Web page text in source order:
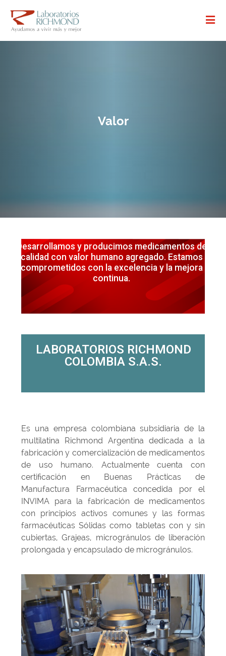
Valor
Desarrollamos y producimos medicamentos de
calidad con valor humano agregado. Estamos
comprometidos con la excelencia y la mejora
continua.
LABORATORIOS RICHMOND
COLOMBIA S.A.S.
Es una empresa colombiana subsidiaria de la
multilatina Richmond Argentina dedicada a la
fabricación y comercialización de medicamentos
de uso humano. Actualmente cuenta con
certificación en Buenas Prácticas de
Manufactura Farmacéutica concedida por el
INVIMA para la fabricación de medicamentos
con principios activos comunes y las formas
farmacéuticas Sólidas como tabletas con y sin
cubiertas, Grajeas, microgránulos de liberación
prolongada y encapsulado de microgránulos.